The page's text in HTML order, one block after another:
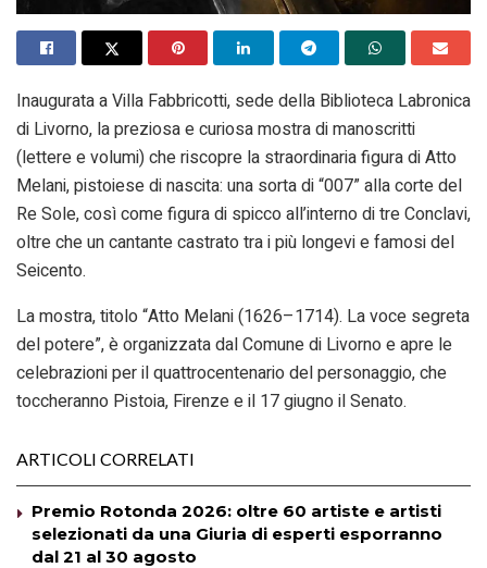
Inaugurata a Villa Fabbricotti, sede della Biblioteca Labronica
di Livorno, la preziosa e curiosa mostra di manoscritti
(lettere e volumi) che riscopre la straordinaria figura di Atto
Melani, pistoiese di nascita: una sorta di “007” alla corte del
Re Sole, così come figura di spicco all’interno di tre Conclavi,
oltre che un cantante castrato tra i più longevi e famosi del
Seicento.
La mostra, titolo “Atto Melani (1626–1714). La voce segreta
del potere”, è organizzata dal Comune di Livorno e apre le
celebrazioni per il quattrocentenario del personaggio, che
toccheranno Pistoia, Firenze e il 17 giugno il Senato.
ARTICOLI CORRELATI
Premio Rotonda 2026: oltre 60 artiste e artisti
selezionati da una Giuria di esperti esporranno
dal 21 al 30 agosto